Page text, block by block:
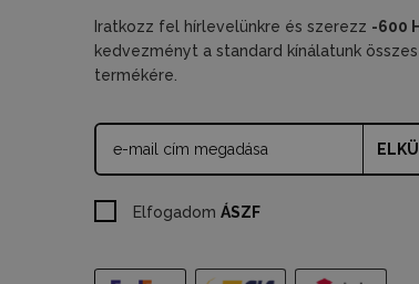
Iratkozz fel hírlevelünkre és szerezz -600
kedvezményt a standard kínálatunk összes
termékére.
Elfogadom ÁSZF